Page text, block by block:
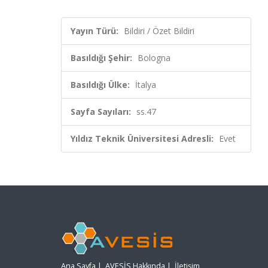
Yayın Türü: Bildiri / Özet Bildiri
Basıldığı Şehir: Bologna
Basıldığı Ülke: İtalya
Sayfa Sayıları: ss.47
Yıldız Teknik Üniversitesi Adresli: Evet
Ana Sayfa | AVESİS Hakkında | İletişim